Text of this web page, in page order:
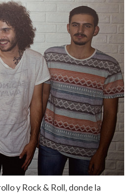
y Rock & Roll, donde la